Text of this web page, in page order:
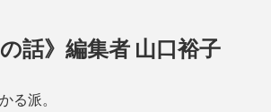
話》編集者 山口裕子
る派。